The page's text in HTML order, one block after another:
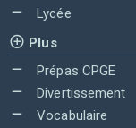
Lycée
Plus
Prépas CPGE
Divertissement
Vocabulaire